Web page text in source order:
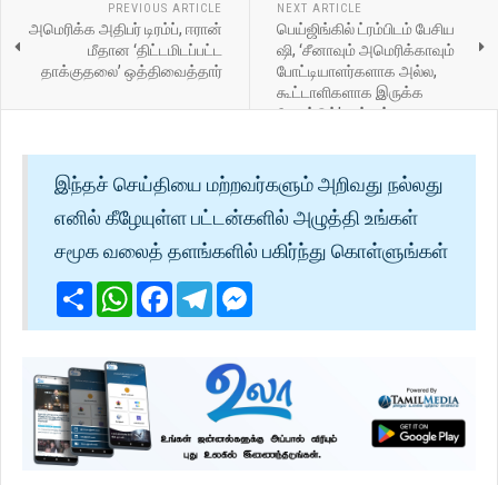
PREVIOUS ARTICLE
அமெரிக்க அதிபர் டிரம்ப், ஈரான்
மீதான ‘திட்டமிடப்பட்ட
தாக்குதலை’ ஒத்திவைத்தார்
NEXT ARTICLE
பெய்ஜிங்கில் ட்ரம்பிடம் பேசிய
ஷி, ‘சீனாவும் அமெரிக்காவும்
போட்டியாளர்களாக அல்ல,
கூட்டாளிகளாக இருக்க
வேண்டும்’ என்றார்
இந்தச் செய்தியை மற்றவர்களும் அறிவது நல்லது
எனில் கீழேயுள்ள பட்டன்களில் அழுத்தி உங்கள்
சமூக வலைத் தளங்களில் பகிர்ந்து கொள்ளுங்கள்
ShareWhatsApp
Facebook
Telegram